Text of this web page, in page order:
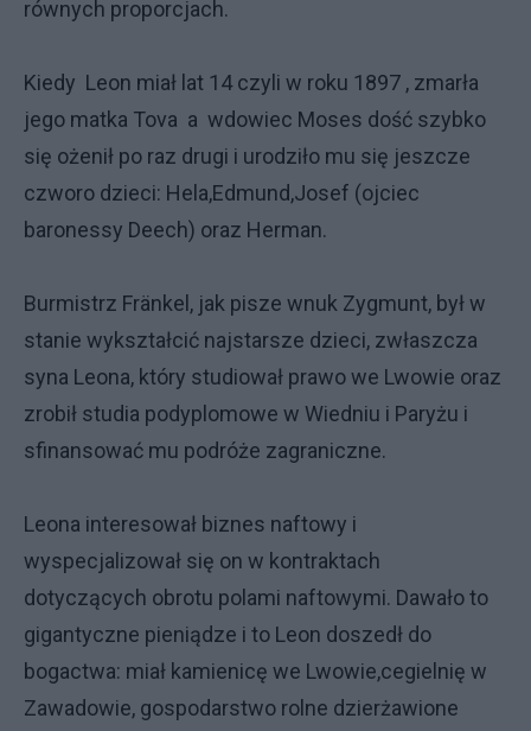
równych proporcjach.
Kiedy Leon miał lat 14 czyli w roku 1897 , zmarła
jego matka Tova a wdowiec Moses dość szybko
się ożenił po raz drugi i urodziło mu się jeszcze
czworo dzieci: Hela,Edmund,Josef (ojciec
baronessy Deech) oraz Herman.
Burmistrz Fränkel, jak pisze wnuk Zygmunt, był w
stanie wykształcić najstarsze dzieci, zwłaszcza
syna Leona, który studiował prawo we Lwowie oraz
zrobił studia podyplomowe w Wiedniu i Paryżu i
sfinansować mu podróże zagraniczne.
Leona interesował biznes naftowy i
wyspecjalizował się on w kontraktach
dotyczących obrotu polami naftowymi. Dawało to
gigantyczne pieniądze i to Leon doszedł do
bogactwa: miał kamienicę we Lwowie,cegielnię w
Zawadowie, gospodarstwo rolne dzierżawione